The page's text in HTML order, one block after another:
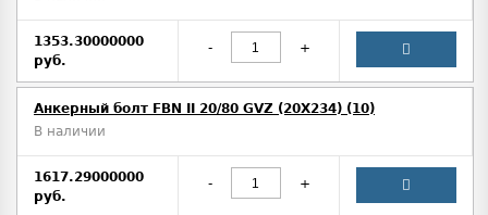
1353.30000000
руб.
- +
Анкерный болт FBN II 20/80 GVZ (20X234) (10)
В наличии
1617.29000000
руб.
- +